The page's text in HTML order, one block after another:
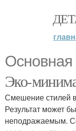
Основная
Эко-
Смешение стилей в
Результат может
неподражаемым.